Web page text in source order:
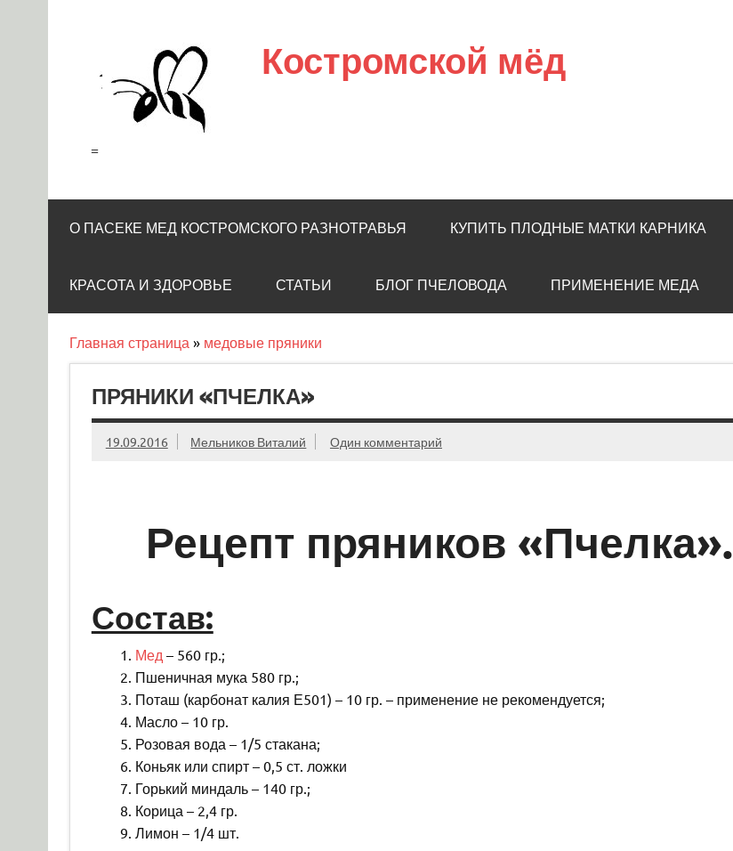
Костромской мёд
=
О ПАСЕКЕ МЕД КОСТРОМСКОГО РАЗНОТРАВЬЯ КУПИТЬ ПЛОДНЫЕ МАТКИ КАРНИКА
КРАСОТА И ЗДОРОВЬЕ СТАТЬИ БЛОГ ПЧЕЛОВОДА ПРИМЕНЕНИЕ МЕДА
Главная страница » медовые пряники
ПРЯНИКИ «ПЧЕЛКА»
19.09.2016 Мельников Виталий Один комментарий
Рецепт пряников «Пчелка».
Состав:
Мед – 560 гр.;
Пшеничная мука 580 гр.;
Поташ (карбонат калия Е501) – 10 гр. – применение не рекомендуется;
Масло – 10 гр.
Розовая вода – 1/5 стакана;
Коньяк или спирт – 0,5 ст. ложки
Горький миндаль – 140 гр.;
Корица – 2,4 гр.
Лимон – 1/4 шт.